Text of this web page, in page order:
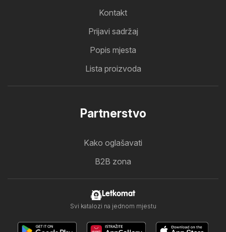
Kontakt
Prijavi sadržaj
Popis mjesta
Lista proizvoda
Partnerstvo
Kako oglašavati
B2B zona
Letkomat
Svi katalozi na jednom mjestu